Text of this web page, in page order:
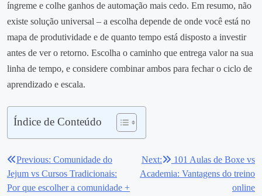
íngreme e colhe ganhos de automação mais cedo. Em resumo, não
existe solução universal – a escolha depende de onde você está no
mapa de produtividade e de quanto tempo está disposto a investir
antes de ver o retorno. Escolha o caminho que entrega valor na sua
linha de tempo, e considere combinar ambos para fechar o ciclo de
aprendizado e escala.
Índice de Conteúdo
Navegação
de
Previous: Comunidade do
Jejum vs Cursos Tradicionais:
Por que escolher a comunidade +
Next:
101 Aulas de Boxe vs
Academia: Vantagens do treino
online